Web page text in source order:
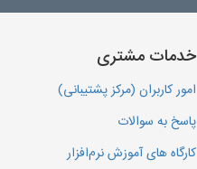
خدمات مشتری
امور کاربران (مرکز پشتیبانی)
پاسخ به سوالات
کارگاه های آموزش نرم‌افزار